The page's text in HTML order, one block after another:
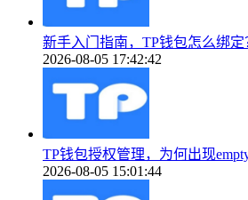
新手入门指南，TP钱包怎么绑
2026-08-05 17:42:42
TP钱包授权管理，为何出现
2026-08-05 15:01:44